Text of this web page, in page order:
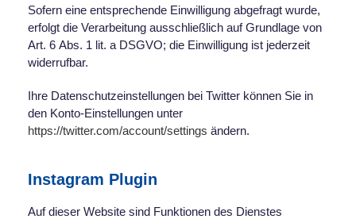
Sofern eine entsprechende Einwilligung abgefragt wurde,
erfolgt die Verarbeitung ausschließlich auf Grundlage von
Art. 6 Abs. 1 lit. a DSGVO; die Einwilligung ist jederzeit
widerrufbar.
Ihre Datenschutzeinstellungen bei Twitter können Sie in
den Konto-Einstellungen unter
https://twitter.com/account/settings ändern.
Instagram Plugin
Auf dieser Website sind Funktionen des Dienstes